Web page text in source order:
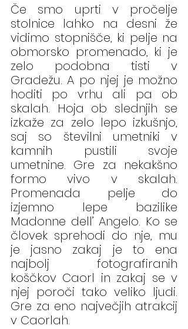
Če smo uprti v pročelje
stolnice lahko na desni že
vidimo stopnišče, ki pelje na
obmorsko promenado, ki je
zelo podobna tisti v
Gradežu. A po njej je možno
hoditi po vrhu ali pa ob
skalah. Hoja ob slednjih se
izkaže za zelo lepo izkušnjo,
saj so številni umetniki v
kamnih pustili svoje
umetnine. Gre za nekakšno
formo vivo v skalah.
Promenada pelje do
izjemno lepe bazilike
Madonne dell’ Angelo. Ko se
človek sprehodi do nje, mu
je jasno zakaj je to ena
najbolj fotografiranih
koščkov Caorl in zakaj se v
njej poroči tako veliko ljudi.
Gre za eno največjih atrakcij
v Caorlah.